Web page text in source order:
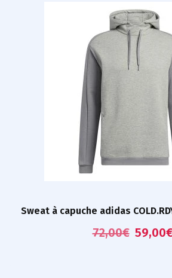
Sweat à capuche adidas
72,00€ 59,00